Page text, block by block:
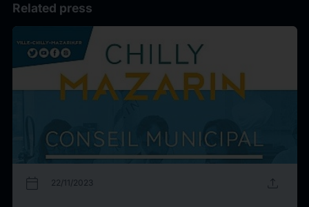
Related press
calendar_today 22/11/2023 upload